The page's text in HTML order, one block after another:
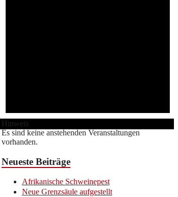
Hinweis
Es sind keine anstehenden Veranstaltungen
vorhanden.
Neueste Beiträge
Afrikanische Schweinepest
Neue Grenzsäule aufgestellt